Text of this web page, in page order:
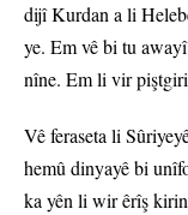
dijî Kurdan a li
ye. Em vê bi tu
nîne. Em li vir
Vê feraseta li
hemû dinyayê bi
ka yên li wir êrîş